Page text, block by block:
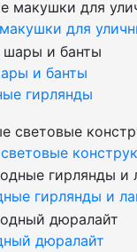
для
и банты
гирлянды
гирлянды и
дюралайт